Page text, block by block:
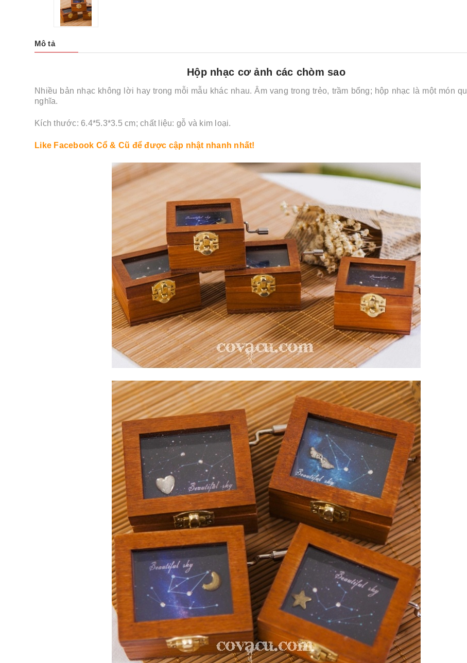
Mô tả
Hộp nhạc cơ ảnh các chòm sao
Nhiều bản nhạc không lời hay trong mỗi mẫu khác nhau. Âm vang trong trẻo, trầm bổng; hộp nhạc là một món
nghĩa.
Kích thước: 6.4*5.3*3.5 cm; chất liệu: gỗ và kim loại.
Like Facebook Cổ & Cũ để được cập nhật nhanh nhất!